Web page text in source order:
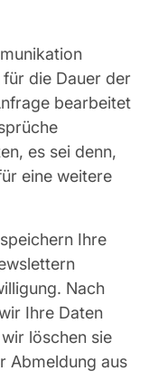
die Dauer der
bearbeitet
es sei denn,
eine weitere
Ihre
Nach
Ihre Daten
löschen sie
Abmeldung aus